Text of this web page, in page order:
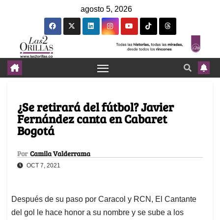
agosto 5, 2026
¿Se retirará del fútbol? Javier
Fernández canta en Cabaret
Bogotá
Por Camila Valderrama
OCT 7, 2021
Después de su paso por Caracol y RCN, El Cantante
del gol le hace honor a su nombre y se sube a los